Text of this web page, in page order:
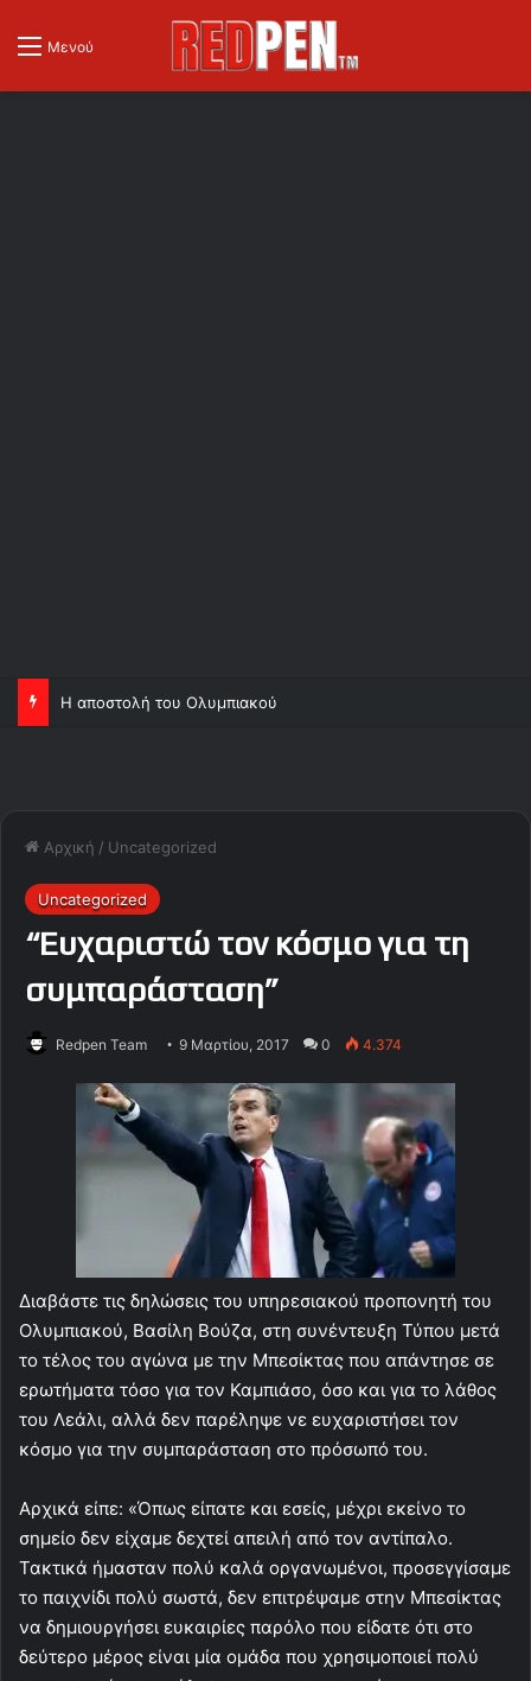
Μενού
Ορτέγκα και Σα, ανεβάζουν κι άλλο τον Ολυμπιακό!
Αρχική / Uncategorized
Uncategorized
“Ευχαριστώ τον κόσμο για τη
συμπαράσταση”
Redpen Team 9 Μαρτίου, 2017 0 4.374
Διαβάστε τις δηλώσεις του υπηρεσιακού προπονητή του
Ολυμπιακού, Βασίλη Βούζα, στη συνέντευξη Τύπου μετά
το τέλος του αγώνα με την Μπεσίκτας που απάντησε σε
ερωτήματα τόσο για τον Καμπιάσο, όσο και για το λάθος
του Λεάλι, αλλά δεν παρέληψε νε ευχαριστήσει τον
κόσμο για την συμπαράσταση στο πρόσωπό του.
Αρχικά είπε: «Όπως είπατε και εσείς, μέχρι εκείνο το
σημείο δεν είχαμε δεχτεί απειλή από τον αντίπαλο.
Τακτικά ήμασταν πολύ καλά οργανωμένοι, προσεγγίσαμε
το παιχνίδι πολύ σωστά, δεν επιτρέψαμε στην Μπεσίκτας
να δημιουργήσει ευκαιρίες παρόλο που είδατε ότι στο
δεύτερο μέρος είναι μία ομάδα που χρησιμοποιεί πολύ